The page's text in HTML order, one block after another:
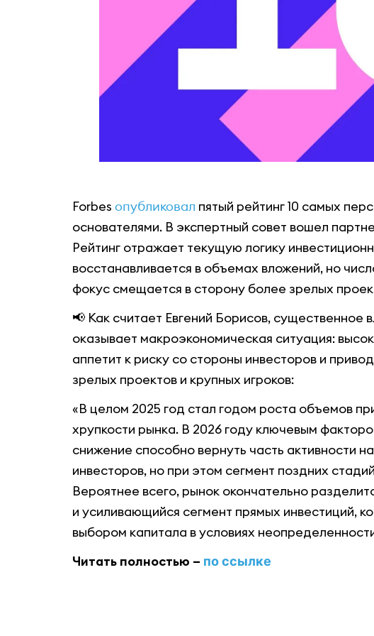
Forbes опубликовал пятый рейтинг 10 самых
основателями. В экспертный совет вошел
Рейтинг отражает текущую логику
восстанавливается в объемах вложений, но
фокус смещается в сторону более зрелых
📢 Как считает Евгений Борисов, существенное
оказывает макроэкономическая ситуация:
аппетит к риску со стороны инвесторов и
зрелых проектов и крупных игроков:
«В целом 2025 год стал годом роста объемов
хрупкости рынка. В 2026 году ключевым
снижение способно вернуть часть активности
инвесторов, но при этом сегмент поздних
Вероятнее всего, рынок окончательно
и усиливающийся сегмент прямых инвестиций,
выбором капитала в условиях
Читать полностью – по ссылке